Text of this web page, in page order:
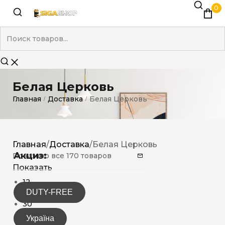
0
Белая Церковь
Главная / Доставка / Белая Церковь
Акциз:
DUTY-FREE
Україна
Главная/Доставка/Белая Церковь
Показано все 170 товаров
Показать
12
15
30